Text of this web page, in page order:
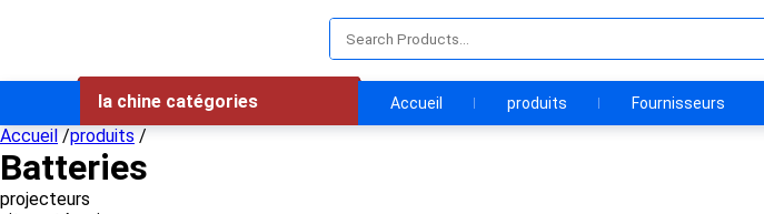
la chine catégories Accueil produits Fournisseurs
Accueil /produits /
Batteries
projecteurs